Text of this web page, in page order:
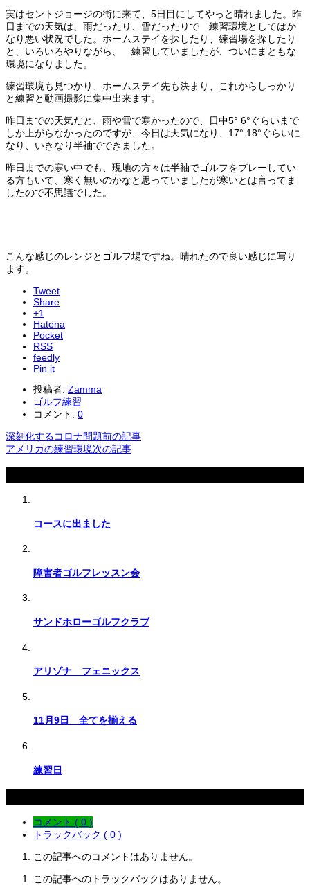
実はセントジョージの街に来て、5日目にしてやっと晴れました。昨
日までの天気は、雨だったり、雪だったりで 練習環境としてはか
なり悪い状況でした。ホームステイを探したり、練習場を探したり
と、いろいろやりながら、 練習していましたが、ついにまともな
環境になりました。
練習環境も見つかり、ホームステイ先も決まり、これからしっかり
と練習と動画撮影に集中出来ます。
昨日までの天気だと、雨や雪で寒かったので、日中5° 6°ぐらいまで
しか上がらなかったのですが、今日は天気になり、17° 18°ぐらいに
なり、いきなり半袖でできました。
昨日までの寒い中でも、現地の方々は半袖でゴルフをプレーしてい
る方もいて、寒く無いのかなと思っていましたが寒いとは言ってま
したので不思議でした。
こんな感じのレンジとゴルフ場ですね。晴れたので良い感じに写り
ます。
Tweet
Share
+1
Hatena
Pocket
RSS
feedly
Pin it
投稿者: Zamma
ゴルフ練習
コメント: 0
深刻化するコロナ問題前の記事
アメリカの練習環境次の記事
コースに出ました
障害者ゴルフレッスン会
サンドホローゴルフクラブ
アリゾナ フェニックス
11月9日 全てを揃える
練習日
コメント ( 0 )
トラックバック ( 0 )
この記事へのコメントはありません。
この記事へのトラックバックはありません。